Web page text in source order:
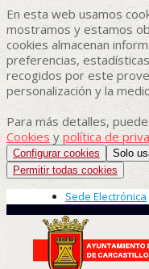
En esta web usamos
mostramos y estamos
cookies almacenan
preferencias,
recogidos por este
personalización y la
Para más detalles,
Cookies y política de
Configurar cookies
Solo
Permitir todas cookies
Sede Electrónica